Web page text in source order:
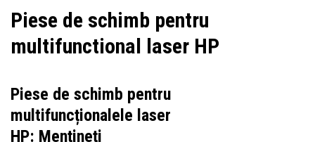
Piese de schimb pentru
multifunctional laser HP
Piese de schimb pentru
multifuncționalele laser
HP: Mențineți